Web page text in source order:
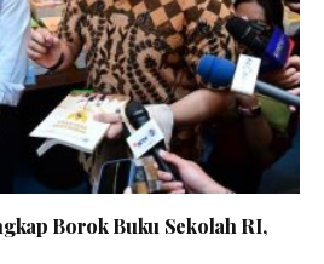
Borok Buku Sekolah RI,